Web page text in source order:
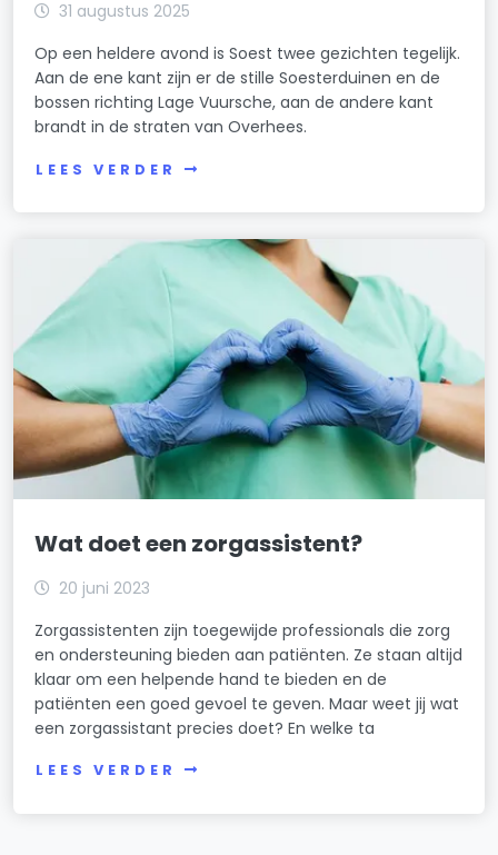
31 augustus 2025
Op een heldere avond is Soest twee gezichten tegelijk.
Aan de ene kant zijn er de stille Soesterduinen en de
bossen richting Lage Vuursche, aan de andere kant
brandt in de straten van Overhees.
LEES VERDER
Wat doet een zorgassistent?
20 juni 2023
Zorgassistenten zijn toegewijde professionals die zorg
en ondersteuning bieden aan patiënten. Ze staan altijd
klaar om een helpende hand te bieden en de
patiënten een goed gevoel te geven. Maar weet jij wat
een zorgassistant precies doet? En welke ta
LEES VERDER